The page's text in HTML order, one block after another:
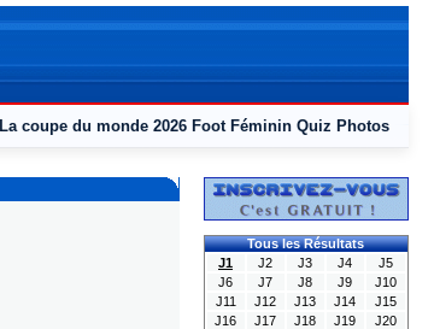
La coupe du monde 2026 Foot Féminin Quiz Photos
Tous les Résultats
J1
J2 J3 J4
J5
J6
J7 J8 J9
J10
J11
J12 J13 J14
J15
J16
J17 J18 J19
J20